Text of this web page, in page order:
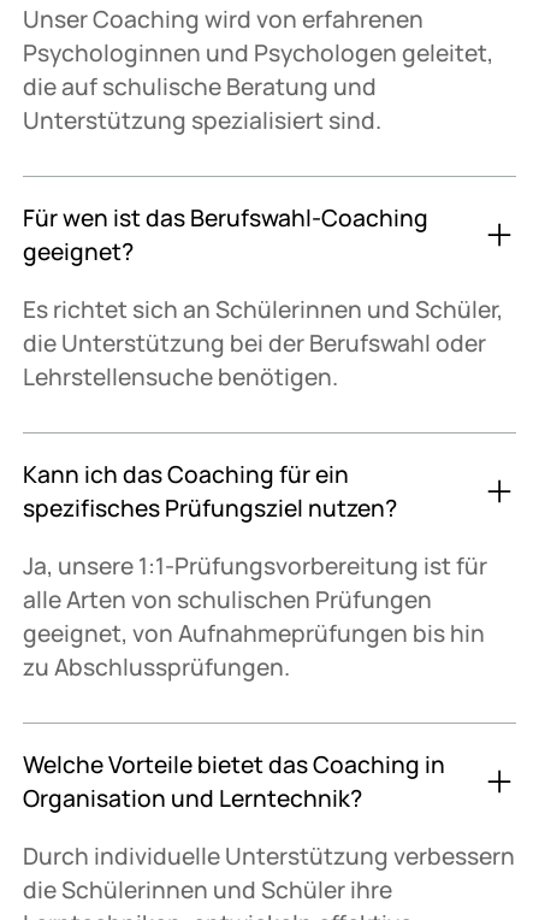
Unser Coaching wird von erfahrenen
Psychologinnen und Psychologen geleitet,
die auf schulische Beratung und
Unterstützung spezialisiert sind.
Für wen ist das Berufswahl-Coaching
geeignet?
Es richtet sich an Schülerinnen und Schüler,
die Unterstützung bei der Berufswahl oder
Lehrstellensuche benötigen.
Kann ich das Coaching für ein
spezifisches Prüfungsziel nutzen?
Ja, unsere 1:1-Prüfungsvorbereitung ist für
alle Arten von schulischen Prüfungen
geeignet, von Aufnahmeprüfungen bis hin
zu Abschlussprüfungen.
Welche Vorteile bietet das Coaching in
Organisation und Lerntechnik?
Durch individuelle Unterstützung verbessern
die Schülerinnen und Schüler ihre